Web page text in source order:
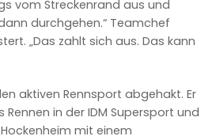
vom Streckenrand aus und
durchgehen.“ Teamchef
„Das zahlt sich aus. Das kann
aktiven Rennsport abgehakt. Er
Rennen in der IDM Supersport und
mit einem